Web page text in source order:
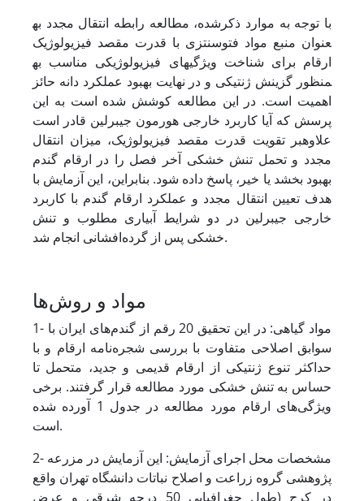
با توجه به موارد ذکر شده، مطالعه رابطه انتقال مجدد به
عنوان منبع مواد فتوسنتزی با قدرت مقصد فیزیولوژیک
ارقام برای شناخت ویژگی­های فیزیولوژیکی مناسب به
منظور گزینش ژنتیکی و در نهایت بهبود عملکرد دانه حائز
اهمیت است. در این مطالعه کوشش شده است به این
پرسش که آیا کاربرد خارجی هورمون جیبرلین قادر است
علاوهبر تقویت قدرت مقصد فیزیولوژیک، میزان انتقال
مجدد و تحمل تنش خشکی آخر فصل را در ارقام گندم
بهبود بخشد یا خیر، پاسخ داده شود. بنابراین، این آزمایش با
هدف تعیین انتقال مجدد و عملکرد ارقام گندم با کاربرد
خارجی جیبرلین در دو شرایط آبیاری مطلوب و تنش
خشکی پس از گرده‌افشانی انجام شد.
مواد و روش‌ها
1- مواد گیاهی:
در این تحقیق 20 رقم از گندم‌های ایران با
سوابق اصلاحی متفاوت با بررسی شجره‌نامه ارقام و با
حداکثر تنوع ‌ژنتیکی از ارقام قدیمی و جدید، متحمل تا
حساس به تنش خشکی مورد مطالعه قرار گرفتند. برخی
ویژگی‌های ارقام مورد مطالعه در جدول 1 آورده شده
است.
2- مشخصات محل اجرای آزمایش: این آزمایش در مزرعه
پژوهشی گروه زراعت و اصلاح نباتات دانشگاه تهران واقع
در کرج (طول جغرافیایی 50 درجه شرقی و عرض